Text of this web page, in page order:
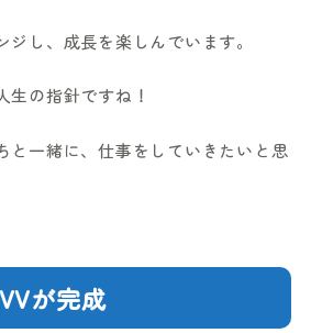
し、成長を楽しんでいます。
生の指針ですね！
と一緒に、仕事をしていきたいと思
が完成